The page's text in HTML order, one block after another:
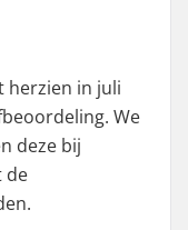
herzien in juli
We
deze bij
de